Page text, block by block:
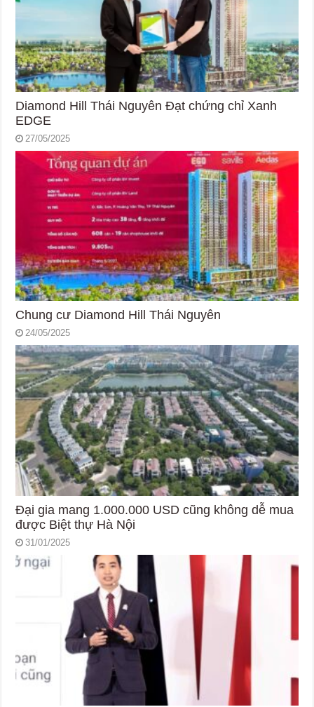
Diamond Hill Thái Nguyên Đạt chứng chỉ Xanh
EDGE
27/05/2025
Chung cư Diamond Hill Thái Nguyên
24/05/2025
Đại gia mang 1.000.000 USD cũng không dễ mua
được Biệt thự Hà Nội
31/01/2025